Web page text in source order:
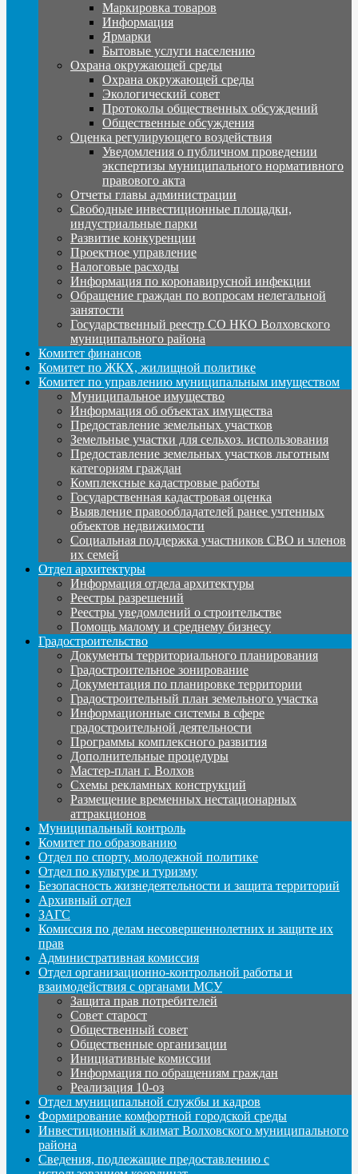
Маркировка товаров
Информация
Ярмарки
Бытовые услуги населению
Охрана окружающей среды
Охрана окружающей среды
Экологический совет
Протоколы общественных обсуждений
Общественные обсуждения
Оценка регулирующего воздействия
Уведомления о публичном проведении
экспертизы муниципального нормативного
правового акта
Отчеты главы администрации
Свободные инвестиционные площадки,
индустриальные парки
Развитие конкуренции
Проектное управление
Налоговые расходы
Информация по коронавирусной инфекции
Обращение граждан по вопросам нелегальной
занятости
Государственный реестр СО НКО Волховского
муниципального района
Комитет финансов
Комитет по ЖКХ, жилищной политике
Комитет по управлению муниципальным имуществом
Муниципальное имущество
Информация об объектах имущества
Предоставление земельных участков
Земельные участки для сельхоз. использования
Предоставление земельных участков льготным
категориям граждан
Комплексные кадастровые работы
Государственная кадастровая оценка
Выявление правообладателей ранее учтенных
объектов недвижимости
Социальная поддержка участников СВО и членов
их семей
Отдел архитектуры
Информация отдела архитектуры
Реестры разрешений
Реестры уведомлений о строительстве
Помощь малому и среднему бизнесу
Градостроительство
Документы территориального планирования
Градостроительное зонирование
Документация по планировке территории
Градостроительный план земельного участка
Информационные системы в сфере
градостроительной деятельности
Программы комплексного развития
Дополнительные процедуры
Мастер-план г. Волхов
Схемы рекламных конструкций
Размещение временных нестационарных
аттракционов
Муниципальный контроль
Комитет по образованию
Отдел по спорту, молодежной политике
Отдел по культуре и туризму
Безопасность жизнедеятельности и защита территорий
Архивный отдел
ЗАГС
Комиссия по делам несовершеннолетних и защите их
прав
Административная комиссия
Отдел организационно-контрольной работы и
взаимодействия с органами МСУ
Защита прав потребителей
Совет старост
Общественный совет
Общественные организации
Инициативные комиссии
Информация по обращениям граждан
Реализация 10-оз
Отдел муниципальной службы и кадров
Формирование комфортной городской среды
Инвестиционный климат Волховского муниципального
района
Сведения, подлежащие предоставлению с